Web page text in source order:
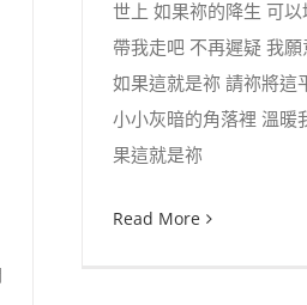
世上 如果祢的降生 可
帶我走吧 不再遲疑 我
如果這就是祢 請祢將這
小小灰暗的角落裡 溫暖
果這就是祢
Read More